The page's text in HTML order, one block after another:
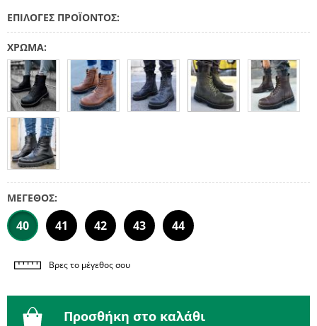
ΕΠΙΛΟΓΕΣ ΠΡΟΪΟΝΤΟΣ:
ΧΡΩΜΑ:
ΜΕΓΕΘΟΣ:
40 41 42 43 44
Βρες το μέγεθος σου
Προσθήκη στο καλάθι